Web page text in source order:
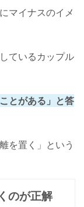
マイナスのイメ
ているカップル
とがある」と答
を置く」という
のが正解